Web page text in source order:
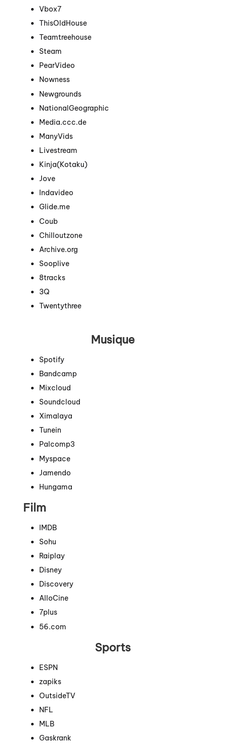
Vbox7
ThisOldHouse
Teamtreehouse
Steam
PearVideo
Nowness
Newgrounds
NationalGeographic
Media.ccc.de
ManyVids
Livestream
Kinja(Kotaku)
Jove
Indavideo
Glide.me
Coub
Chilloutzone
Archive.org
Sooplive
8tracks
3Q
Twentythree
Musique
Spotify
Bandcamp
Mixcloud
Soundcloud
Ximalaya
Tunein
Palcomp3
Myspace
Jamendo
Hungama
Film
IMDB
Sohu
Raiplay
Disney
Discovery
AlloCine
7plus
56.com
Sports
ESPN
zapiks
OutsideTV
NFL
MLB
Gaskrank